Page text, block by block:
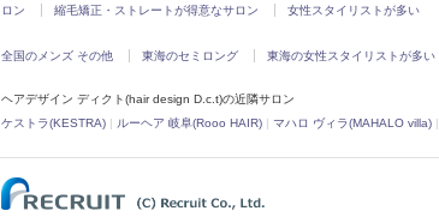
ロン
縮毛矯正・ストレートが得意なサロン 女性スタイリストが多い
全国のメンズ その他 東海のセミロング 東海の女性スタイリストが多い
ヘアデザイン ディクト(hair design D.c.t)の近隣サロン
ケストラ(KESTRA) | ルーヘア 岐阜(Rooo HAIR) | マハロ ヴィラ(MAHALO villa) |